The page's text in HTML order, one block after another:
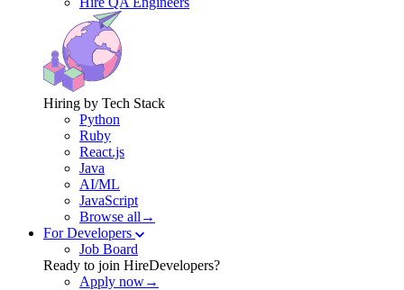
Hiring by Tech Stack
Python
Ruby
React.js
Java
AI/ML
JavaScript
Browse all→
For Developers
Job Board
Ready to join HireDevelopers?
Apply now→